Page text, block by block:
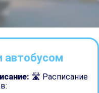
автобусом
🛣 Расписание